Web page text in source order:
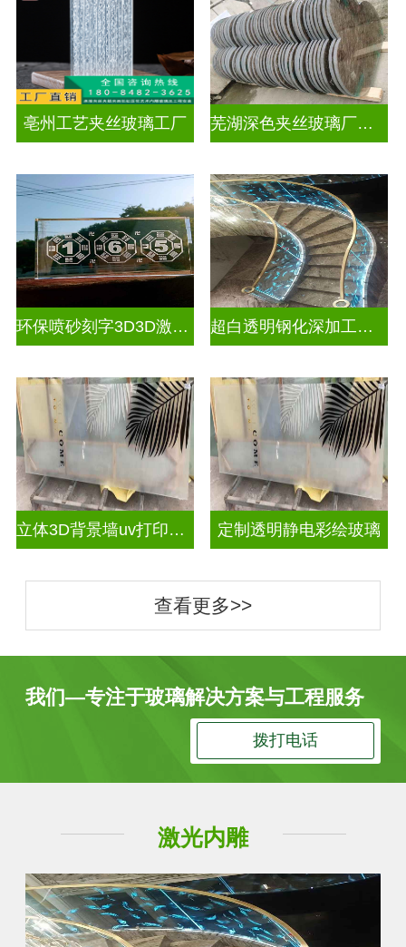
亳州工艺夹丝玻璃工厂 芜湖深色夹丝玻璃厂家电话
环保喷砂刻字3D3D激光内雕玻璃 超白透明钢化深加工激光内雕屏风
立体3D背景墙uv打印玻璃 定制透明静电彩绘玻璃
查看更多>>
我们—专注于玻璃解决方案与工程服务
拨打电话
激光内雕